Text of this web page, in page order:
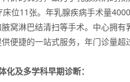
位11张。年乳腺疾病手术量
窝淋巴结清扫等手术。中心拥
便捷的一站式服务，年门诊量超
及多学科早期诊断：